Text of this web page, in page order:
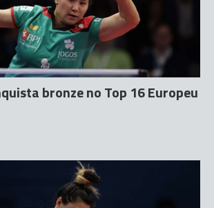
bronze no Top 16 Europeu